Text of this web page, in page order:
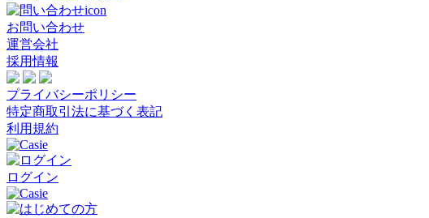
お問い合わせ
運営会社
採用情報
プライバシーポリシー
特定商取引法に基づく表記
利用規約
ログイン